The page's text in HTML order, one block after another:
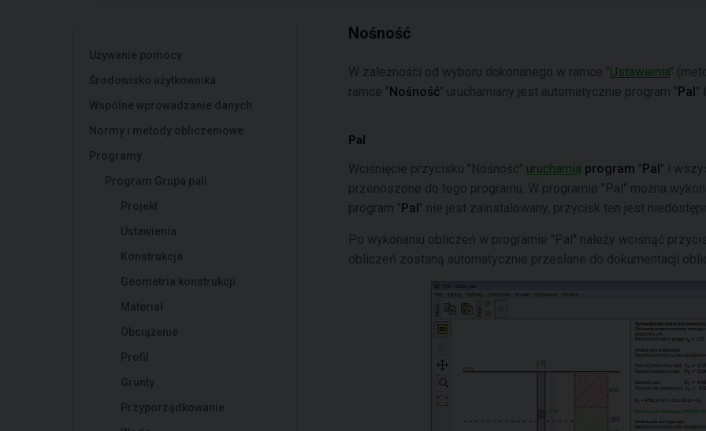
Używanie pomocy
Środowisko użytkownika
Wspólne wprowadzanie danych
Normy i metody obliczeniowe
Programy
Program Grupa pali
Projekt
Ustawienia
Konstrukcja
Geometria konstrukcji
Materiał
Obciążenie
Profil
Grunty
Przyporządkowanie
Nośność
W zależności od wyboru dokonanego w ramce "Ustawienia"
ramce "Nośność" uruchamiany jest automatycznie program "Pal"
Pal
Wciśnięcie przycisku "Nośność" uruchamia program "Pal" i
przenoszone do tego programu. W programie "Pal" można
program "Pal" nie jest zainstalowany, przycisk ten jest
Po wykonaniu obliczeń w programie "Pal" należy wcisnąć
obliczeń zostaną automatycznie przesłane do dokumentacji